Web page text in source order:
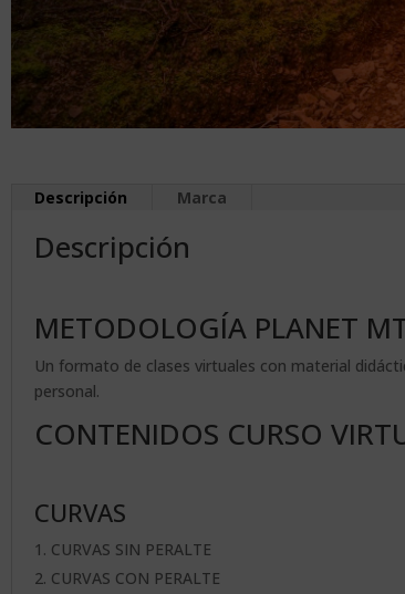
Descripción Marca
Descripción
METODOLOGÍA PLANET
Un formato de clases virtuales con material
personal.
CONTENIDOS CURSO
CURVAS
CURVAS SIN PERALTE
CURVAS CON PERALTE